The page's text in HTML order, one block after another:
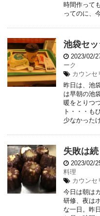
時間作って
ってのに、
池袋セ
2023/02/
ーク
カウンセ
昨日は、池
は早朝の池
暖をとりつ
ト・・・も
少なかった
失敗は
2023/02/
料理
カウンセ
今日は朝は
研修、夜は
な一日。昨